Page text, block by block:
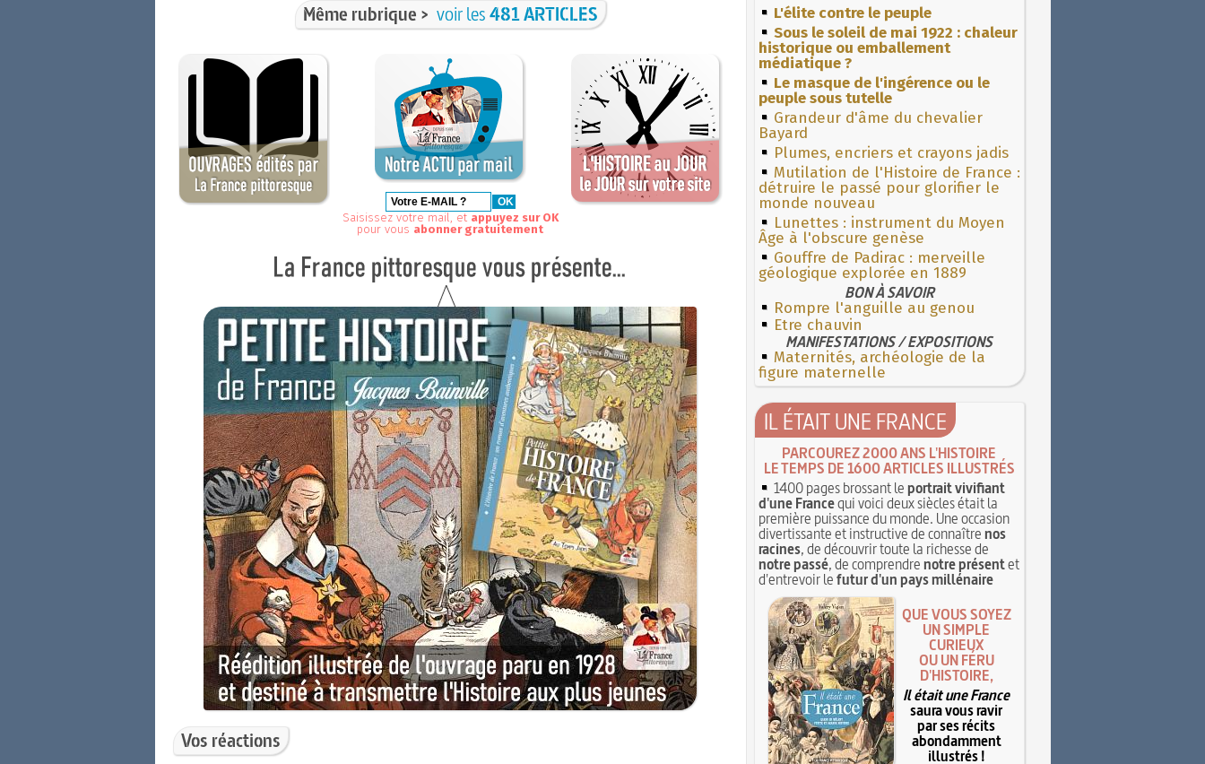
Même rubrique > voir les481 ARTICLES
Saisissez votre mail, et appuyez sur OK
pour vous abonner gratuitement
Vos réactions
L'élite contre le peuple
Sous le soleil de mai 1922 : chaleur
historique ou emballement
médiatique ?
Le masque de l'ingérence ou le
peuple sous tutelle
Grandeur d'âme du chevalier
Bayard
Plumes, encriers et crayons jadis
Mutilation de l'Histoire de France :
détruire le passé pour glorifier le
monde nouveau
Lunettes : instrument du Moyen
Âge à l'obscure genèse
Gouffre de Padirac : merveille
géologique explorée en 1889
BON À SAVOIR
Rompre l'anguille au genou
Etre chauvin
MANIFESTATIONS / EXPOSITIONS
Maternités, archéologie de la
figure maternelle
IL ÉTAIT UNE FRANCE
PARCOUREZ 2000 ANS L'HISTOIRE
LE TEMPS DE 1600 ARTICLES ILLUSTRÉS
1400 pages brossant leportrait vivifiant
d'une Francequi voici deux siècles était la
première puissance du monde. Une occasion
divertissante et instructive de connaîtrenos
racines, de découvrir toute la richesse de
notre passé, de comprendrenotre présentet
d'entrevoir lefutur d'un pays millénaire
QUE VOUS SOYEZ
UN SIMPLE
CURIEUX
OU UN FÉRU
D'HISTOIRE,
Il était une France
saura vous ravir
par ses récits
abondamment
illustrés !